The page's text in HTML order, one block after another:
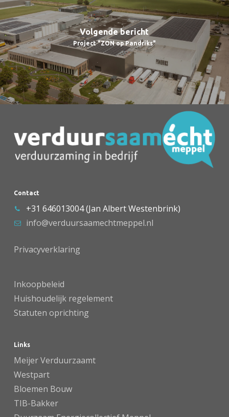
Volgende bericht
Project "ZON op Pandriks"
Contact
+31 646013004 (Jan Albert Westenbrink)
info@verduursaamechtmeppel.nl
Privacyverklaring
Inkoopbeleid
Huishoudelijk regelement
Statuten oprichting
Links
Meijer Verduurzaamt
Westpart
Bloemen Bouw
TIB-Bakker